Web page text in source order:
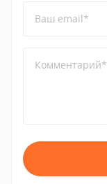
Ваш email*
Комментарий*